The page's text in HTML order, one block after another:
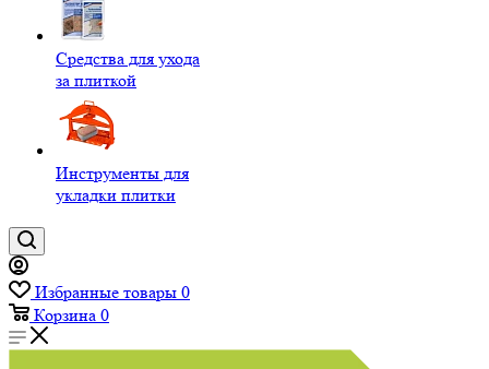
Средства для ухода
за плиткой
Инструменты для
укладки плитки
Избранные товары 0
Корзина 0